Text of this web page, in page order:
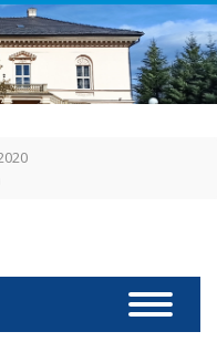
Toggle